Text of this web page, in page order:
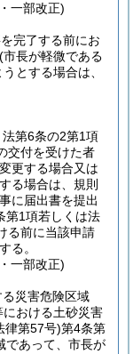
一部改正)
完了する前にお
(市長が軽微である
とする場合は、
第6条の2第1項
交付を受けた者
更する場合又は
る場合は、規則
に届出書を提出
第1項若しくは法
る前に当該申請
る。
一部改正)
災害危険区域
おける土砂災害
律第57号)第4条第
であって、市長が